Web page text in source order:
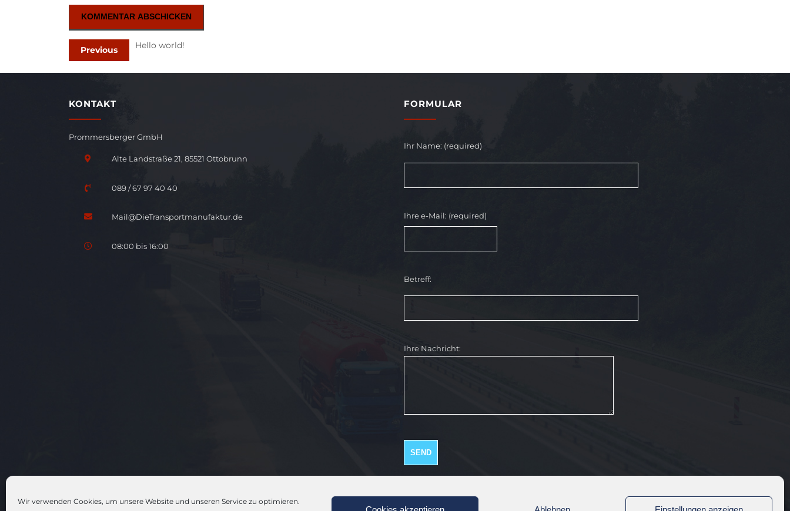
Wir verwenden Cookies, um unsere Website und unseren Service zu optimieren.
Previous Hello world!
KONTAKT
Prommersberger GmbH
Alte Landstraße 21, 85521 Ottobrunn
089 / 67 97 40 40
Mail@DieTransportmanufaktur.de
08:00 bis 16:00
FORMULAR
Ihr Name: (required)
Ihre e-Mail: (required)
Betreff:
Ihre Nachricht: